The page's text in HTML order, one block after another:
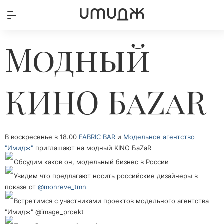
Модный
КИНО БаZaR
В воскресенье в 18.00 FABRIC BAR и Модельное агентство
"Имидж" приглашают на модный KINO БaZaR
Обсудим каков он, модельный бизнес в России
Увидим что предлагают носить российские дизайнеры в
показе от @monreve_tmn
Встретимся с участниками проектов модельного агентства
"Имидж" @image_proekt